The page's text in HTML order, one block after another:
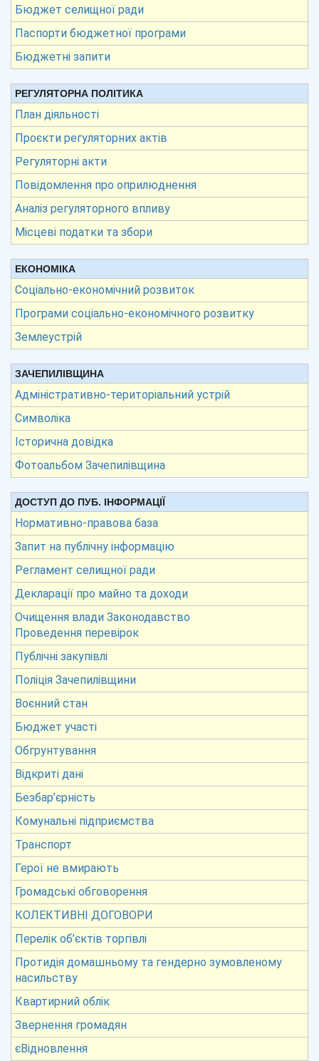
Бюджет селищної ради
Паспорти бюджетної програми
Бюджетні запити
РЕГУЛЯТОРНА ПОЛІТИКА
План діяльності
Проєкти регуляторних актів
Регуляторні акти
Повідомлення про оприлюднення
Аналіз регуляторного впливу
Місцеві податки та збори
ЕКОНОМІКА
Соціально-економічний розвиток
Програми соціально-економічного розвитку
Землеустрій
ЗАЧЕПИЛІВЩИНА
Адміністративно-територіальний устрій
Символіка
Історична довідка
Фотоальбом Зачепилівщина
ДОСТУП ДО ПУБ. ІНФОРМАЦІЇ
Нормативно-правова база
Запит на публічну інформацію
Регламент селищної ради
Декларації про майно та доходи
Очищення влади Законодавство
Проведення перевірок
Публічні закупівлі
Поліція Зачепилівщини
Воєнний стан
Бюджет участі
Обгрунтування
Відкриті дані
Безбар’єрність
Комунальні підприємства
Транспорт
Герої не вмирають
Громадські обговорення
КОЛЕКТИВНІ ДОГОВОРИ
Перелік об’єктів торгівлі
Протидія домашньому та гендерно зумовленому
насильству
Квартирний облік
Звернення громадян
єВідновлення